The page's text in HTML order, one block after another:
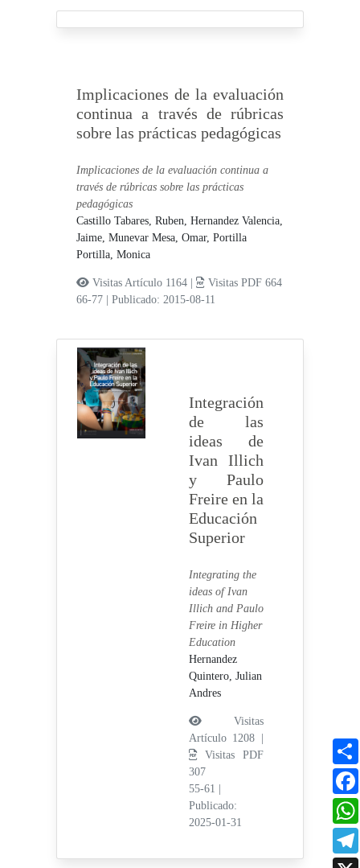
Implicaciones de la evaluación
continua a través de rúbricas
sobre las prácticas pedagógicas
Implicaciones de la evaluación continua a
través de rúbricas sobre las prácticas
pedagógicas
Castillo Tabares, Ruben,Hernandez Valencia,
Jaime,Munevar Mesa, Omar,Portilla
Portilla, Monica
Visitas Artículo 1164 |
Visitas PDF 664
66-77
|Publicado: 2015-08-11
Integración
de las
ideas de
Ivan Illich
y Paulo
Freire en la
Educación
Superior
Integrating the
ideas of Ivan
Illich and Paulo
Freire in Higher
Education
Hernandez
Quintero, Julian
Andres
Visitas
Artículo 1208 |
Visitas PDF
307
55-61
Publicado:
2025-01-31